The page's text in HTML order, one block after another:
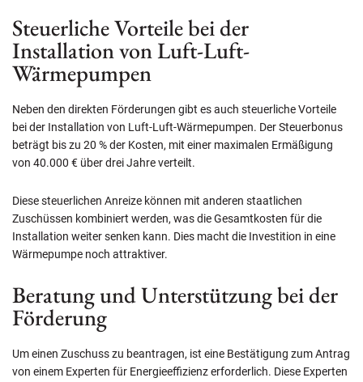
Steuerliche Vorteile bei der
Installation von Luft-Luft-
Wärmepumpen
Neben den direkten Förderungen gibt es auch steuerliche Vorteile
bei der Installation von Luft-Luft-Wärmepumpen. Der Steuerbonus
beträgt bis zu 20 % der Kosten, mit einer maximalen Ermäßigung
von 40.000 € über drei Jahre verteilt.
Diese steuerlichen Anreize können mit anderen staatlichen
Zuschüssen kombiniert werden, was die Gesamtkosten für die
Installation weiter senken kann. Dies macht die Investition in eine
Wärmepumpe noch attraktiver.
Beratung und Unterstützung bei der
Förderung
Um einen Zuschuss zu beantragen, ist eine Bestätigung zum Antrag
von einem Experten für Energieeffizienz erforderlich. Diese Experten